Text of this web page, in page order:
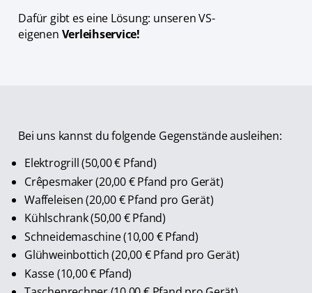
Dafür gibt es eine Lösung: unseren VS-
eigenen Verleihservice!
Bei uns kannst du folgende Gegenstände ausleihen:
Elektrogrill (50,00 € Pfand)
Crêpesmaker (20,00 € Pfand pro Gerät)
Waffeleisen (20,00 € Pfand pro Gerät)
Kühlschrank (50,00 € Pfand)
Schneidemaschine (10,00 € Pfand)
Glühweinbottich (20,00 € Pfand pro Gerät)
Kasse (10,00 € Pfand)